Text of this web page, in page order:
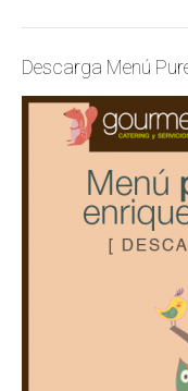
Descarga Menú